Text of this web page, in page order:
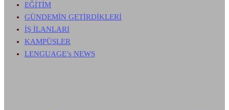
EĞİTİM
GÜNDEMİN GETİRDİKLERİ
İŞ İLANLARI
KAMPÜSLER
LENGUAGE’s NEWS